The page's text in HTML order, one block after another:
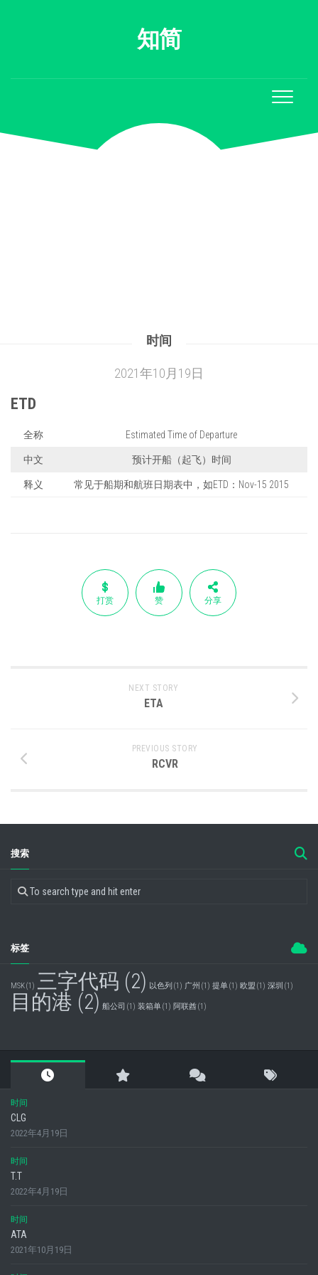
知简
时间
2021年10月19日
ETD
全称 Estimated Time of Departure
中文 预计开船（起飞）时间
释义 常见于船期和航班日期表中，如ETD：Nov-15 2015
打赏 赞 分享
NEXT STORY
ETA
PREVIOUS STORY
RCVR
搜索
标签
MSK(1) 三字代码 (2) 以色列 (1) 广州 (1) 提单(1) 欧盟 (1) 深圳 (1)
目的港 (2) 船公司 (1) 装箱单(1) 阿联酋(1)
时间
CLG
2022年4月19日
时间
T.T
2022年4月19日
时间
ATA
2021年10月19日